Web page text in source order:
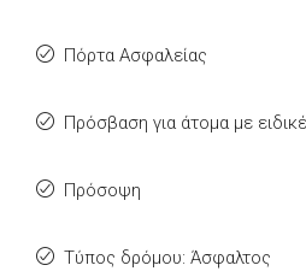
Πόρτα Ασφαλείας
Πρόσβαση για άτομα με
Πρόσοψη
Τύπος δρόμου: Άσφαλτος